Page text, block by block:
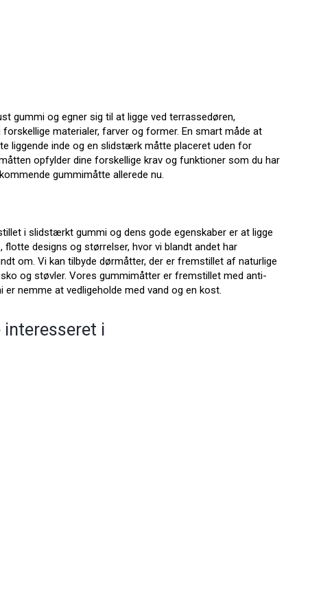
gummi og egner sig til at ligge ved terrassedøren,
materialer, farver og former. En smart måde at
liggende inde og en slidstærk måtte placeret uden for
opfylder dine forskellige krav og funktioner som du har
gummimåtte allerede nu.
i slidstærkt gummi og dens gode egenskaber er at ligge
designs og størrelser, hvor vi blandt andet har
om. Vi kan tilbyde dørmåtter, der er fremstillet af naturlige
og støvler. Vores gummimåtter er fremstillet med anti-
nemme at vedligeholde med vand og en kost.
i